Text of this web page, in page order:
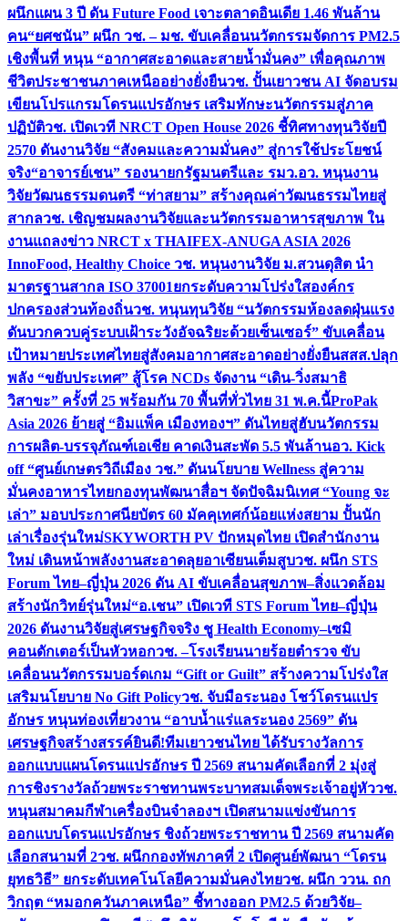
ผนึกแผน 3 ปี ดัน Future Food เจาะตลาดอินเดีย 1.46 พันล้าน
คน“ยศชนัน” ผนึก วช. – มช. ขับเคลื่อนนวัตกรรมจัดการ PM2.5
เชิงพื้นที่ หนุน “อากาศสะอาดและสายน้ำมั่นคง” เพื่อคุณภาพ
ชีวิตประชาชนภาคเหนืออย่างยั่งยืนวช. ปั้นเยาวชน AI จัดอบรม
เขียนโปรแกรมโดรนแปรอักษร เสริมทักษะนวัตกรรมสู่ภาค
ปฏิบัติวช. เปิดเวที NRCT Open House 2026 ชี้ทิศทางทุนวิจัยปี
2570 ดันงานวิจัย “สังคมและความมั่นคง” สู่การใช้ประโยชน์
จริง“อาจารย์เชน” รองนายกรัฐมนตรีและ รมว.อว. หนุนงาน
วิจัยวัฒนธรรมดนตรี “ท่าสยาม” สร้างคุณค่าวัฒนธรรมไทยสู่
สากลวช. เชิญชมผลงานวิจัยและนวัตกรรมอาหารสุขภาพ ใน
งานแถลงข่าว NRCT x THAIFEX-ANUGA ASIA 2026
InnoFood, Healthy Choice วช. หนุนงานวิจัย ม.สวนดุสิต นำ
มาตรฐานสากล ISO 37001ยกระดับความโปร่งใสองค์กร
ปกครองส่วนท้องถิ่นวช. หนุนทุนวิจัย “นวัตกรรมห้องลดฝุ่นแรง
ดันบวกควบคู่ระบบเฝ้าระวังอัจฉริยะด้วยเซ็นเซอร์” ขับเคลื่อน
เป้าหมายประเทศไทยสู่สังคมอากาศสะอาดอย่างยั่งยืนสสส.ปลุก
พลัง “ขยับประเทศ” สู้โรค NCDs จัดงาน “เดิน-วิ่งสมาธิ
วิสาขะ” ครั้งที่ 25 พร้อมกัน 70 พื้นที่ทั่วไทย 31 พ.ค.นี้ProPak
Asia 2026 ย้ายสู่ “อิมแพ็ค เมืองทองฯ” ดันไทยสู่ฮับนวัตกรรม
การผลิต-บรรจุภัณฑ์เอเชีย คาดเงินสะพัด 5.5 พันล้านอว. Kick
off “ศูนย์เกษตรวิถีเมือง วช.” ดันนโยบาย Wellness สู่ความ
มั่นคงอาหารไทยกองทุนพัฒนาสื่อฯ จัดปัจฉิมนิเทศ “Young จะ
เล่า” มอบประกาศนียบัตร 60 มัคคุเทศก์น้อยแห่งสยาม ปั้นนัก
เล่าเรื่องรุ่นใหม่SKYWORTH PV ปักหมุดไทย เปิดสำนักงาน
ใหม่ เดินหน้าพลังงานสะอาดลุยอาเซียนเต็มสูบวช. ผนึก STS
Forum ไทย–ญี่ปุ่น 2026 ดัน AI ขับเคลื่อนสุขภาพ–สิ่งแวดล้อม
สร้างนักวิทย์รุ่นใหม่“อ.เชน” เปิดเวที STS Forum ไทย–ญี่ปุ่น
2026 ดันงานวิจัยสู่เศรษฐกิจจริง ชู Health Economy–เซมิ
คอนดักเตอร์เป็นหัวหอกวช. –โรงเรียนนายร้อยตำรวจ ขับ
เคลื่อนนวัตกรรมบอร์ดเกม “Gift or Guilt” สร้างความโปร่งใส
เสริมนโยบาย No Gift Policyวช. จับมือระนอง โชว์โดรนแปร
อักษร หนุนท่องเที่ยวงาน “อาบน้ำแร่แลระนอง 2569” ดัน
เศรษฐกิจสร้างสรรค์ยินดี!ทีมเยาวชนไทย ได้รับรางวัลการ
ออกแบบแผนโดรนแปรอักษร ปี 2569 สนามคัดเลือกที่ 2 มุ่งสู่
การชิงรางวัลถ้วยพระราชทานพระบาทสมเด็จพระเจ้าอยู่หัววช.
หนุนสมาคมกีฬาเครื่องบินจำลองฯ เปิดสนามแข่งขันการ
ออกแบบโดรนแปรอักษร ชิงถ้วยพระราชทาน ปี 2569 สนามคัด
เลือกสนามที่ 2วช. ผนึกกองทัพภาคที่ 2 เปิดศูนย์พัฒนา “โดรน
ยุทธวิธี” ยกระดับเทคโนโลยีความมั่นคงไทยวช. ผนึก ววน. ถก
วิกฤต “หมอกควันภาคเหนือ” ชี้ทางออก PM2.5 ด้วยวิจัย–